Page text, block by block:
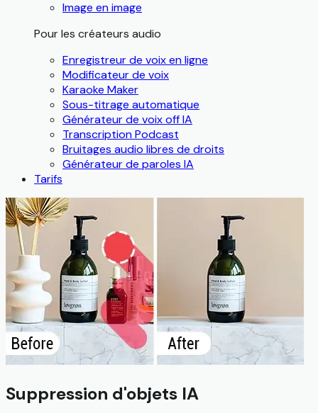
Image en image
Pour les créateurs audio
Enregistreur de voix en ligne
Modificateur de voix
Karaoke Maker
Sous-titrage automatique
Générateur de voix off IA
Transcription Podcast
Bruitages audio libres de droits
Générateur de paroles IA
Tarifs
Suppression d'objets IA